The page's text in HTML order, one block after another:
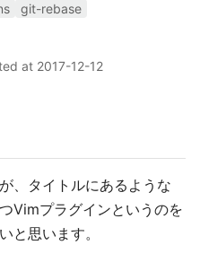
git-rebase
at 2017-12-12
、タイトルにあるような
Vimプラグインというのを
と思います。